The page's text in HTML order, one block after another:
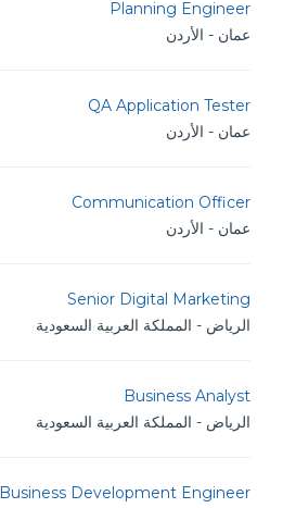
Planning Engineer
عمان - الأردن
QA Application Tester
عمان - الأردن
Communication Officer
عمان - الأردن
Senior Digital Marketing
الرياض - المملكة العربية السعودية
Business Analyst
الرياض - المملكة العربية السعودية
Business Development Engineer